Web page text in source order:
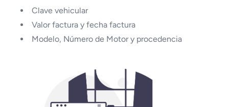
Clave vehicular
Valor factura y fecha factura
Modelo, Número de Motor y procedencia